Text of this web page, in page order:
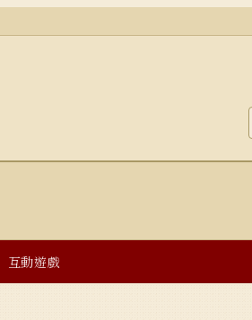
互動遊戲